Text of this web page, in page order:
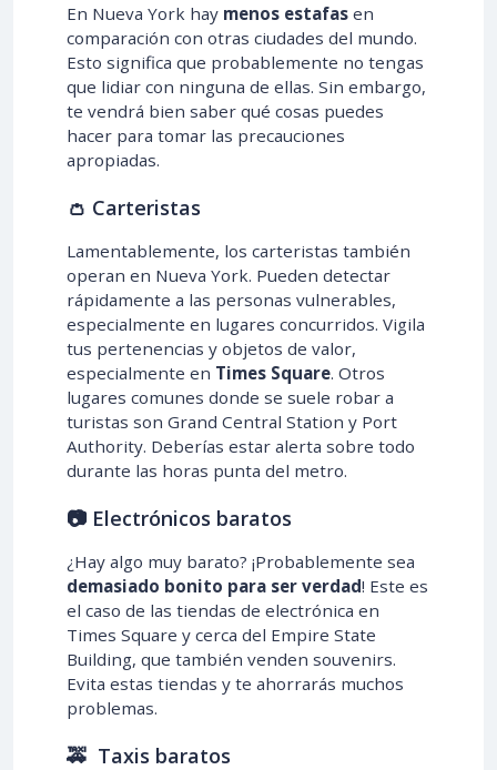
En Nueva York hay menos estafas en
comparación con otras ciudades del mundo.
Esto significa que probablemente no tengas
que lidiar con ninguna de ellas. Sin embargo,
te vendrá bien saber qué cosas puedes
hacer para tomar las precauciones
apropiadas.
👛 Carteristas
Lamentablemente, los carteristas también
operan en Nueva York. Pueden detectar
rápidamente a las personas vulnerables,
especialmente en lugares concurridos. Vigila
tus pertenencias y objetos de valor,
especialmente en Times Square. Otros
lugares comunes donde se suele robar a
turistas son Grand Central Station y Port
Authority. Deberías estar alerta sobre todo
durante las horas punta del metro.
📷 Electrónicos baratos
¿Hay algo muy barato? ¡Probablemente sea
demasiado bonito para ser verdad! Este es
el caso de las tiendas de electrónica en
Times Square y cerca del Empire State
Building, que también venden souvenirs.
Evita estas tiendas y te ahorrarás muchos
problemas.
🚕 Taxis baratos